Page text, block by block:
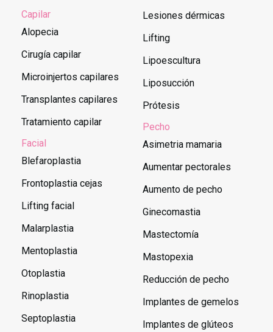
Capilar
Alopecia
Cirugía capilar
Microinjertos capilares
Transplantes capilares
Tratamiento capilar
Facial
Blefaroplastia
Frontoplastia cejas
Lifting facial
Malarplastia
Mentoplastia
Otoplastia
Rinoplastia
Septoplastia
Lesiones dérmicas
Lifting
Lipoescultura
Liposucción
Prótesis
Pecho
Asimetria mamaria
Aumentar pectorales
Aumento de pecho
Ginecomastia
Mastectomía
Mastopexia
Reducción de pecho
Implantes de gemelos
Implantes de glúteos